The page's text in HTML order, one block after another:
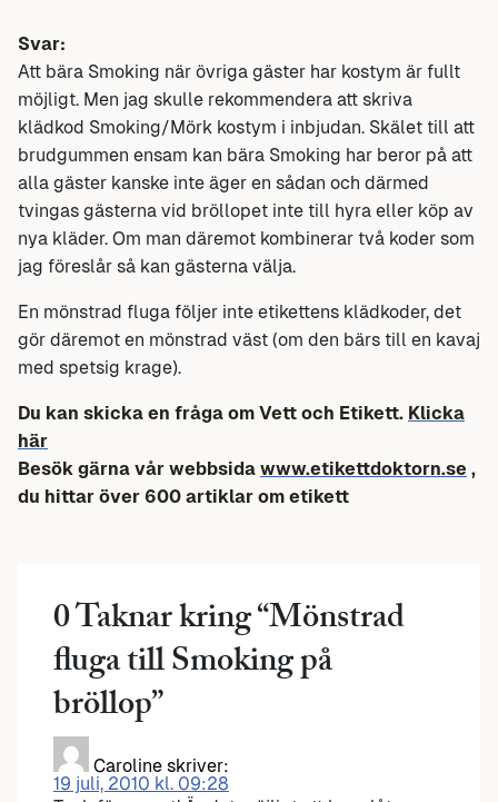
Svar:
Att bära Smoking när övriga gäster har kostym är fullt
möjligt. Men jag skulle rekommendera att skriva
klädkod Smoking/Mörk kostym i inbjudan. Skälet till att
brudgummen ensam kan bära Smoking har beror på att
alla gäster kanske inte äger en sådan och därmed
tvingas gästerna vid bröllopet inte till hyra eller köp av
nya kläder. Om man däremot kombinerar två koder som
jag föreslår så kan gästerna välja.
En mönstrad fluga följer inte etikettens klädkoder, det
gör däremot en mönstrad väst (om den bärs till en kavaj
med spetsig krage).
Du kan skicka en fråga om Vett och Etikett. Klicka
här
Besök gärna vår webbsida www.etikettdoktorn.se ,
du hittar över 600 artiklar om etikett
0 Taknar kring “Mönstrad
fluga till Smoking på
bröllop”
Caroline skriver:
19 juli, 2010 kl. 09:28